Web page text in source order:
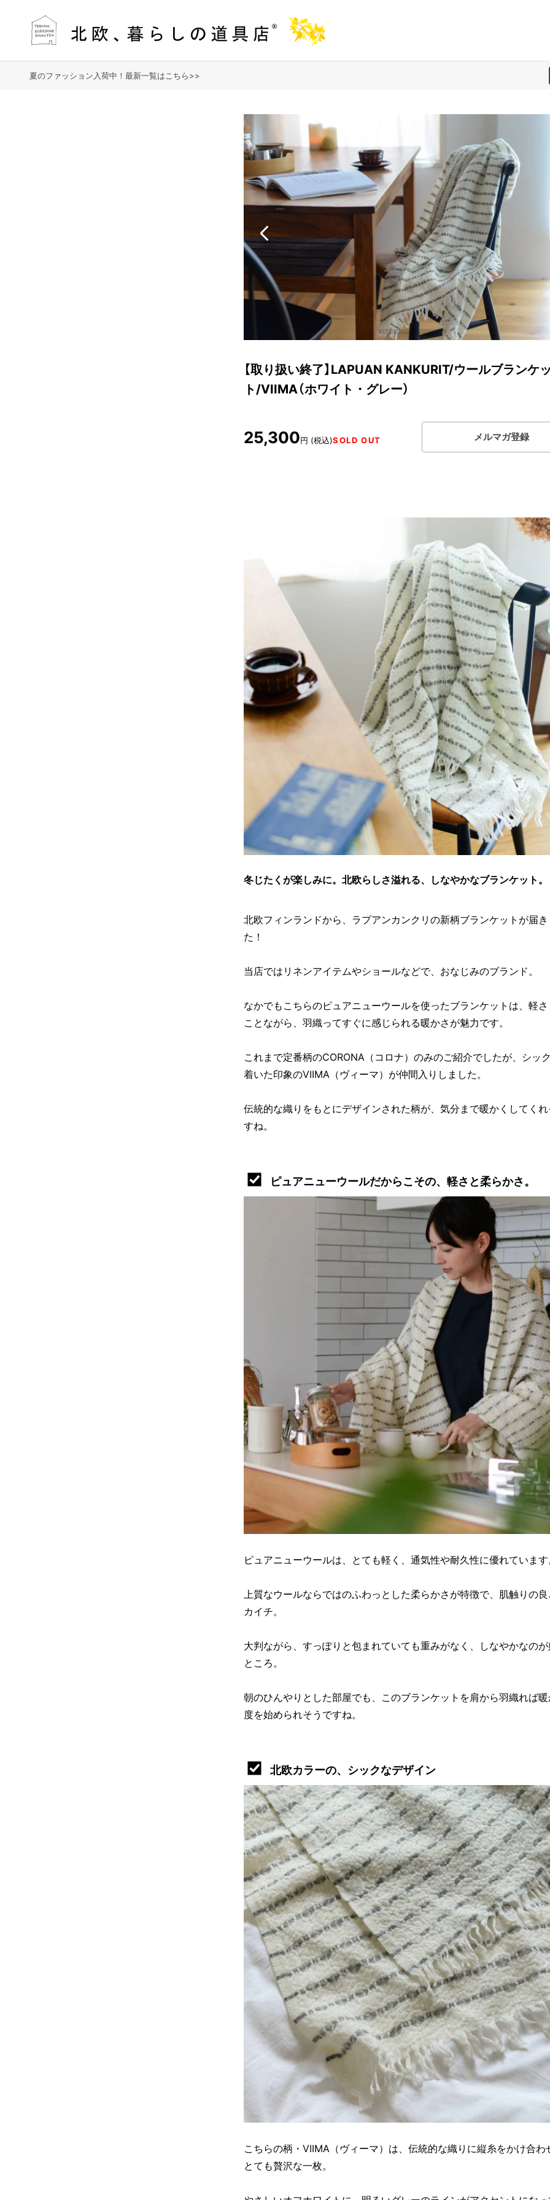
夏のファッション入荷中！最新一覧はこちら>>
【取り扱い終了】LAPUAN KANKURIT/ウールブランケ
ト/VIIMA（ホワイト・グレー）
25,300円 (税込)SOLD OUT メルマガ登録
冬じたくが楽しみに。北欧らしさ溢れる、しなやかなブランケット。
北欧フィンランドから、ラプアンカンクリの新柄ブランケットが届
た！
当店ではリネンアイテムやショールなどで、おなじみのブランド。
なかでもこちらのピュアニューウールを使ったブランケットは、軽
ことながら、羽織ってすぐに感じられる暖かさが魅力です。
これまで定番柄のCORONA（コロナ）のみのご紹介でしたが、シッ
着いた印象のVIIMA（ヴィーマ）が仲間入りしました。
伝統的な織りをもとにデザインされた柄が、気分まで暖かくしてく
すね。
ピュアニューウールだからこその、軽さと柔らかさ。
ピュアニューウールは、とても軽く、通気性や耐久性に優れていま
上質なウールならではのふわっとした柔らかさが特徴で、肌触りの
カイチ。
大判ながら、すっぽりと包まれていても重みがなく、しなやかなの
ところ。
朝のひんやりとした部屋でも、このブランケットを肩から羽織れば
度を始められそうですね。
北欧カラーの、シックなデザイン
こちらの柄・VIIMA（ヴィーマ）は、伝統的な織りに縦糸をかけ合わ
とても贅沢な一枚。